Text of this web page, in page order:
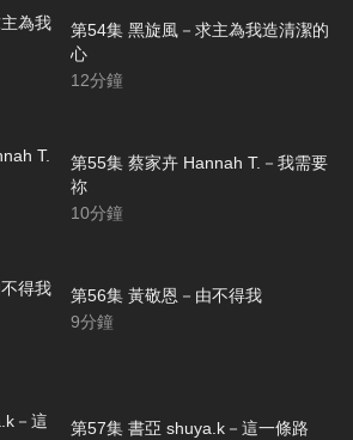
第54集 黑旋風－求主為我造清潔的
心
12分鐘
第55集 蔡家卉 Hannah T.－我需要
祢
10分鐘
第56集 黃敬恩－由不得我
9分鐘
第57集 書亞 shuya.k－這一條路